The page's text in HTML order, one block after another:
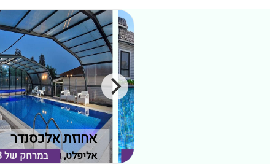
אחוזת אלכסנדר
אליפלט, גליל עליון
במרחק של